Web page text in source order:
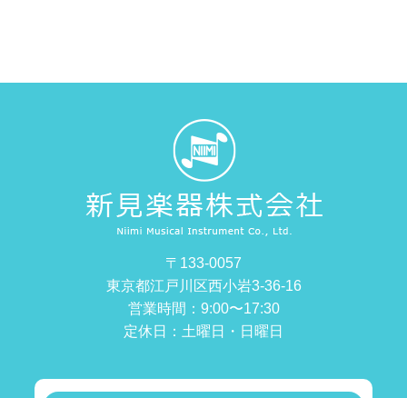
〒133-0057
東京都江戸川区西小岩3-36-16
営業時間：9:00〜17:30
定休日：土曜日・日曜日